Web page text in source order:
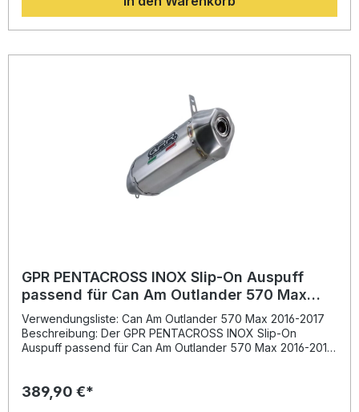
Darüber hinaus genießen Sie einen sportlicheren Sound mit
klarer Klangverbesserung. Alle GPR Produkte sind Plug &
gewährleistet. Für beste Resultate empfiehlt sich die
Langlebigkeit. Dieses Kit vereint Style, Performance und
Anpassungsarbeiten Made in Italy – hohe
Verarbeitungsqualität und Haltbarkeit Lieferumfang: Snorkel
Extension Kit für GPR Pentacross Schalldämpfer
GPR PENTACROSS INOX Slip-On Auspuff
passend für Can Am Outlander 570 Max
2016-2017
Verwendungsliste: Can Am Outlander 570 Max 2016-2017
Beschreibung: Der GPR PENTACROSS INOX Slip-On
Auspuff passend für Can Am Outlander 570 Max 2016-2017
der langjährigen Erfahrung von GPR in der Motorrad-
389,90 €*